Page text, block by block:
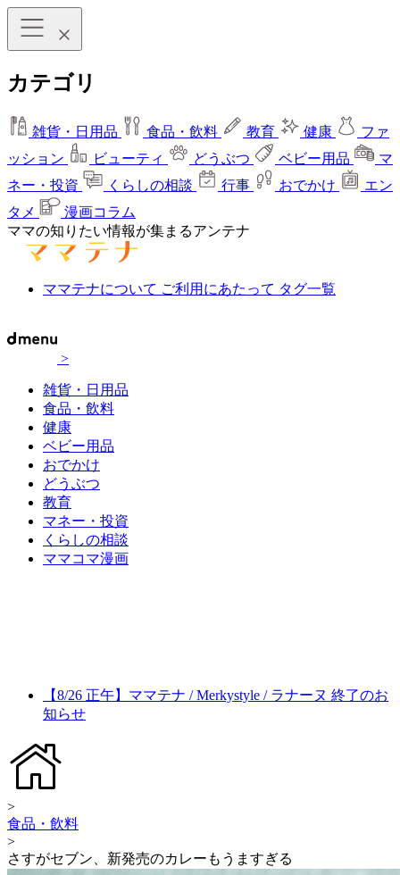
カテゴリ
雑貨・日用品 食品・飲料 教育 健康
ファ
ッション
ビューティ どうぶつ ベビー用品
マ
ネー・投資
くらしの相談 行事 おでかけ
エン
タメ
漫画コラム
ママの知りたい情報が集まるアンテナ
ママテナについて ご利用にあたって タグ一覧
>
雑貨・日用品
食品・飲料
健康
ベビー用品
おでかけ
どうぶつ
教育
マネー・投資
くらしの相談
ママコマ漫画
【8/26 正午】ママテナ / Merkystyle / ラナーヌ 終了のお
知らせ
>
食品・飲料
>
さすがセブン、新発売のカレーもうますぎる